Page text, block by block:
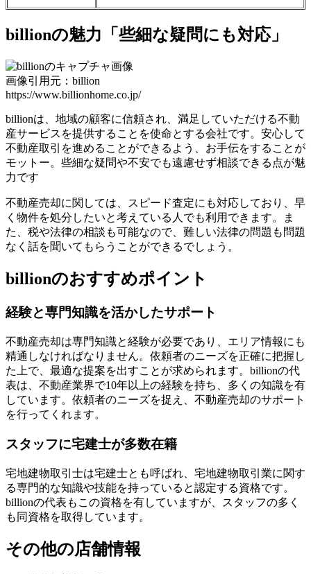
billionの魅力「些細な疑問にも対応」
画像引用元：billion
https://www.billionhome.co.jp/
billionは、地域の顧客に信頼され、満足していただける不動
産サービスを提供することを使命とする会社です。安心して
不動産取引を進めることができるよう、お手伝をすることが
モットー。些細な疑問や不安でも遠慮せず相談できる点が魅
力です
不動産売却に関しては、スピード査定にも対応しており、早
く物件を処分したいと考えている人でも利用できます。ま
た、税や法律の相談も可能なので、難しい法律の問題も問題
なく話を聞いてもらうことができるでしょう。
billionのおすすめポイント
経験と専門知識を活かしたサポート
不動産売却は専門知識と経験が必要であり、エリア情報にも
精通しなければなりません。依頼者のニーズを正確に把握し
た上で、最適な提案を出すことが求められます。billionの代
表は、不動産業界で10年以上の経験を持ち、多くの知識を有
しています。依頼者のニーズを捉え、不動産売却のサポート
を行ってくれます。
スタッフに宅建士が多数在籍
宅地建物取引士は宅建士とも呼ばれ、宅地建物取引業に関す
る専門的な知識や技能を持っていると認定する資格です。
billionの代表もこの資格を有していますが、スタッフの多く
も同資格を取得しています。
その他の店舗情報